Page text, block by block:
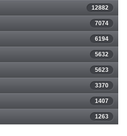
12882
7074
6194
5632
5623
3370
1407
1263